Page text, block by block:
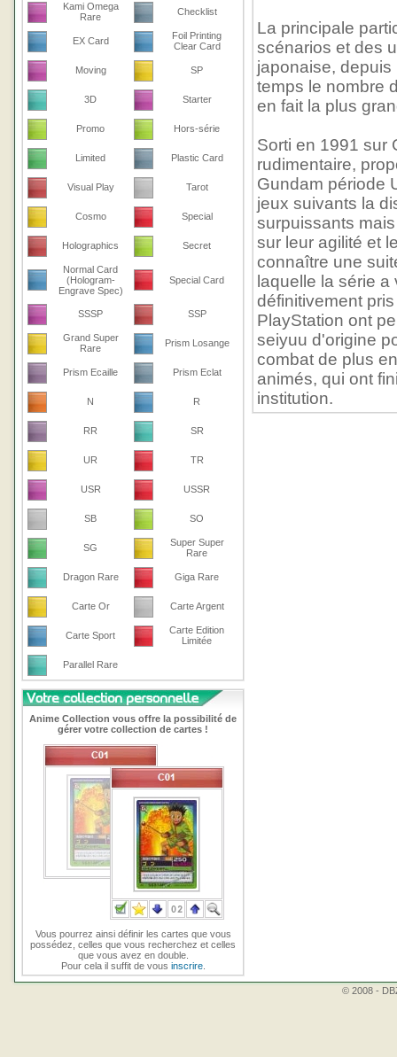
Kami Omega
Rare
Checklist
EX Card
Foil Printing
Clear Card
Moving SP
3D Starter
Promo Hors-série
Limited Plastic Card
Visual Play Tarot
Cosmo Special
Holographics Secret
Normal Card
(Hologram-
Engrave Spec)
Special Card
SSSP SSP
Grand Super
Rare
Prism Losange
Prism Ecaille Prism Eclat
N R
RR SR
UR TR
USR USSR
SB SO
SG
Super Super
Rare
Dragon Rare Giga Rare
Carte Or Carte Argent
Carte Sport
Carte Edition
Limitée
Parallel Rare
Anime Collection vous offre la possibilité de
gérer votre collection de cartes !
Vous pourrez ainsi définir les cartes que vous
possédez, celles que vous recherchez et celles
que vous avez en double.
Pour cela il suffit de vous inscrire.
La principale
scénarios et des
japonaise,
temps le nombre
en fait la plus
Sorti en 1991 sur
rudimentaire,
Gundam période
jeux suivants la
surpuissants
sur leur agilité et
connaître une
laquelle la série
définitivement
PlayStation ont
seiyuu d'origine
combat de plus
animés, qui ont
institution.
© 2008 -